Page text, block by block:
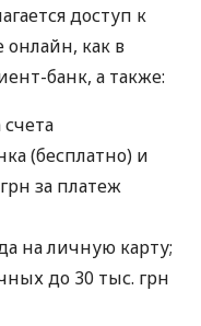
доступ к
как в
банк, а также:
(бесплатно) и
за платеж
на личную карту;
до 30 тыс. грн